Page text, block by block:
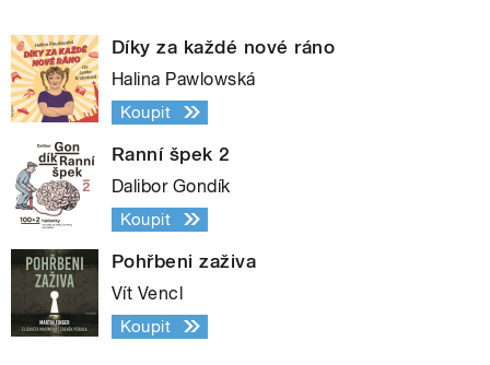
Díky za každé nové ráno
Halina Pawlowská
Koupit
Ranní špek 2
Dalibor Gondík
Koupit
Pohřbeni zaživa
Vít Vencl
Koupit